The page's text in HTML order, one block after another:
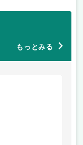
もっとみる